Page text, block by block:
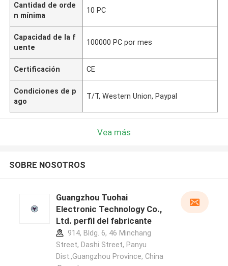
Cantidad de orde
n mínima
10 PC
Capacidad de la f
uente
100000 PC por mes
Certificación CE
Condiciones de p
ago
T/T, Western Union, Paypal
Vea más
SOBRE NOSOTROS
Guangzhou Tuohai
Electronic Technology Co.,
Ltd. perfil del fabricante
914, Bldg. 6, 46 Minchang
Street, Dashi Street, Panyu
Dist.,Guangzhou Province, China